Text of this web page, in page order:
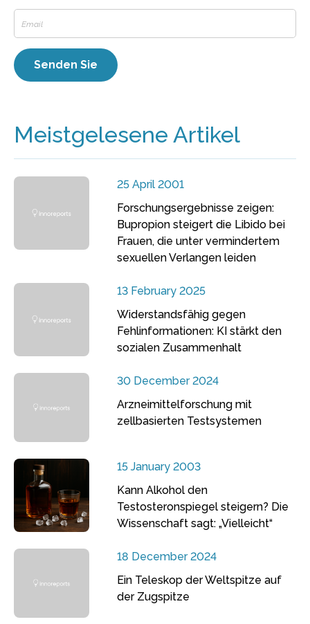
Meistgelesene Artikel
25 April 2001
Forschungsergebnisse zeigen:
Bupropion steigert die Libido bei
Frauen, die unter vermindertem
sexuellen Verlangen leiden
13 February 2025
Widerstandsfähig gegen
Fehlinformationen: KI stärkt den
sozialen Zusammenhalt
30 December 2024
Arzneimittelforschung mit
zellbasierten Testsystemen
15 January 2003
Kann Alkohol den
Testosteronspiegel steigern? Die
Wissenschaft sagt: „Vielleicht“
18 December 2024
Ein Teleskop der Weltspitze auf
der Zugspitze